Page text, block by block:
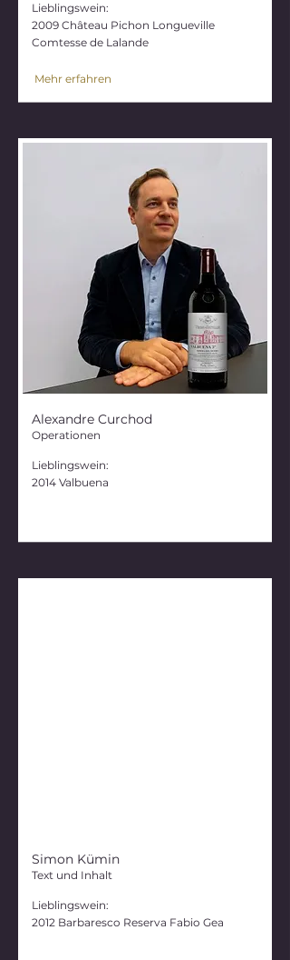
Lieblingswein:
2009 Château Pichon Longueville
Comtesse de Lalande
Alexandre Curchod
Operationen
Lieblingswein:
2014 Valbuena
Simon Kümin
Text und Inhalt
Lieblingswein:
2012 Barbaresco Reserva Fabio Gea
Mehr erfahren